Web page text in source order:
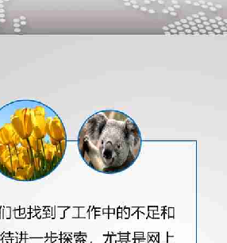
确认下载